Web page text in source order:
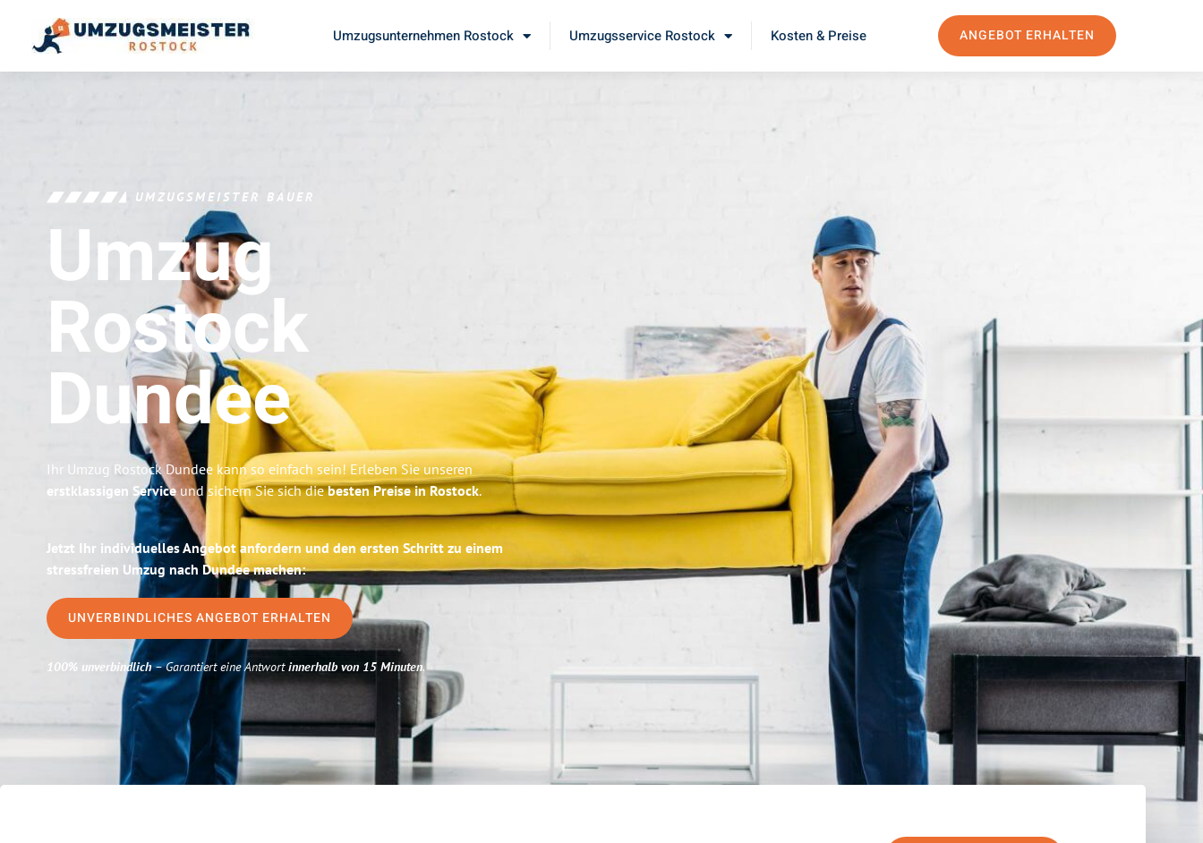
Umzugsunternehmen Rostock Umzugsservice Rostock Kosten & Preise ANGEBOT ERHALTEN
UMZUGSMEISTER BAUER
Umzug
Rostock
Dundee
Ihr Umzug Rostock Dundee kann so einfach sein! Erleben Sie unseren
erstklassigen Serviceund sichern Sie sich diebesten Preise in Rostock.
Jetzt Ihr individuelles Angebot anfordern und den ersten Schritt zu einem
stressfreien Umzug nach Dundee machen:
UNVERBINDLICHES ANGEBOT ERHALTEN
100% unverbindlich– Garantiert eine Antwortinnerhalb von 15 Minuten.